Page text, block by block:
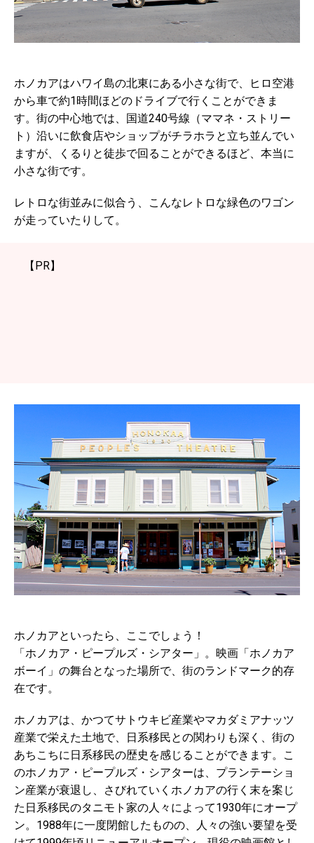
ホノカアはハワイ島の北東にある小さな街で、ヒロ空港
から車で約1時間ほどのドライブで行くことができま
す。街の中心地では、国道240号線（ママネ・ストリー
ト）沿いに飲食店やショップがチラホラと立ち並んでい
ますが、くるりと徒歩で回ることができるほど、本当に
小さな街です。
レトロな街並みに似合う、こんなレトロな緑色のワゴン
が走っていたりして。
【PR】
ホノカアといったら、ここでしょう！
「ホノカア・ピープルズ・シアター」。映画「ホノカア
ボーイ」の舞台となった場所で、街のランドマーク的存
在です。
ホノカアは、かつてサトウキビ産業やマカダミアナッツ
産業で栄えた土地で、日系移民との関わりも深く、街の
あちこちに日系移民の歴史を感じることができます。こ
のホノカア・ピープルズ・シアターは、プランテーショ
ン産業が衰退し、さびれていくホノカアの行く末を案じ
た日系移民のタニモト家の人々によって1930年にオープ
ン。1988年に一度閉館したものの、人々の強い要望を受